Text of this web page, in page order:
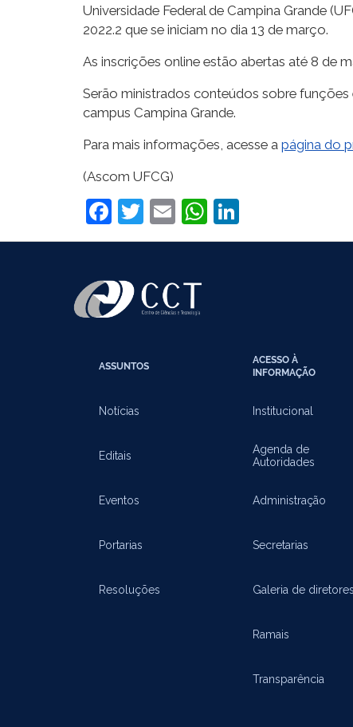
Universidade Federal de Campina Grande
2022.2 que se iniciam no dia 13 de março.
As inscrições online estão abertas até 8 de
Serão ministrados conteúdos sobre funções
campus Campina Grande.
Para mais informações, acesse a página do
(Ascom UFCG)
Facebook
Twitter
EmailWhatsApp
ASSUNTOS
Notícias
Editais
Eventos
Portarias
Resoluções
ACESSO À
INFORMAÇÃO
Institucional
Agenda de
Autoridades
Administração
Secretarias
Galeria de diretores
Ramais
Transparência